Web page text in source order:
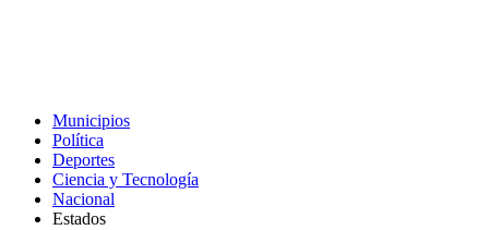
Municipios
Política
Deportes
Ciencia y Tecnología
Nacional
Estados